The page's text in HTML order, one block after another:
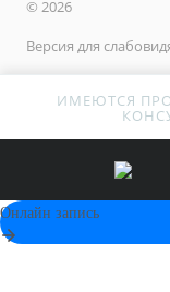
© 2026
Версия для
ИМЕЮТСЯ